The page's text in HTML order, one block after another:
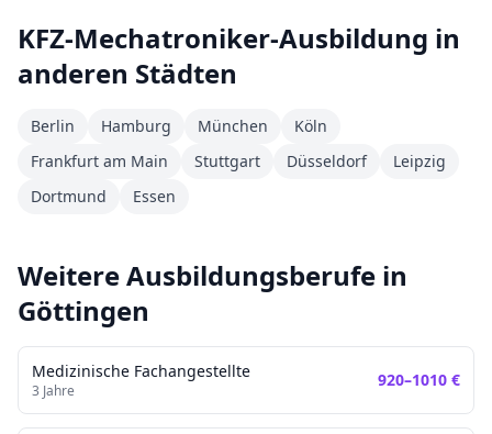
KFZ-Mechatroniker-Ausbildung in
anderen Städten
Berlin Hamburg München
Köln
Frankfurt am Main
Stuttgart Düsseldorf
Leipzig
Dortmund
Essen
Weitere Ausbildungsberufe in
Göttingen
Medizinische Fachangestellte
3 Jahre
920–1010 €